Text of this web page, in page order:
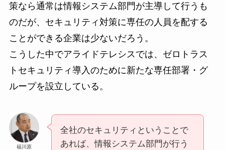
策なら通常は情報システム部門が主導して行うも
のだが、セキュリティ対策に専任の人員を配する
ことができる企業は少ないだろう。
こうした中でアライドテレシスでは、ゼロトラス
トセキュリティ導入のために新たな専任部署・グ
ループを設立している。
福川原
全社のセキュリティということで
あれば、情報システム部門が行う